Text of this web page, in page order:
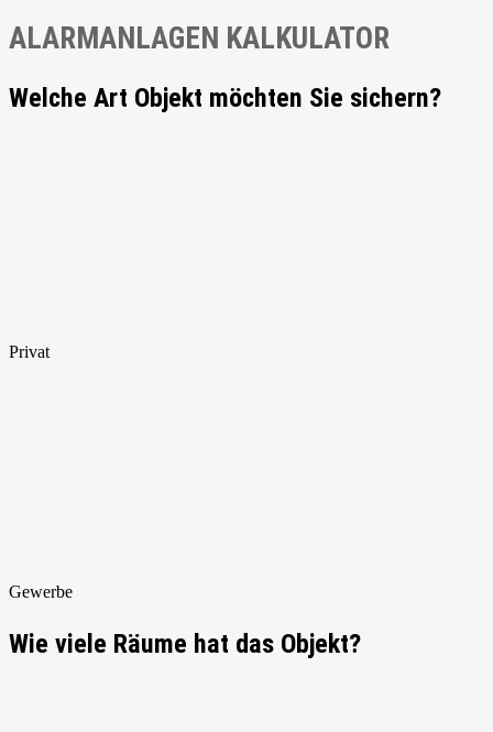
ALARMANLAGEN KALKULATOR
Welche Art Objekt möchten Sie sichern?
Privat
Gewerbe
Wie viele Räume hat das Objekt?